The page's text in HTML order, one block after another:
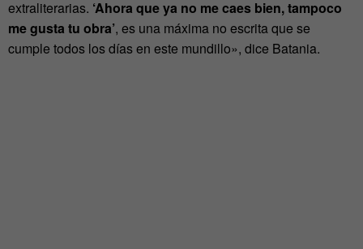
extraliterarias. ‘Ahora que ya no me caes bien, tampoco
me gusta tu obra’, es una máxima no escrita que se
cumple todos los días en este mundillo», dice Batania.